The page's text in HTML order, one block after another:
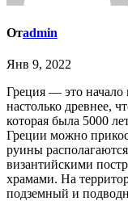
Отadmin
Янв 9, 2022
Греция — это начало мировой цивилизации. Государство
настолько древнее,
которая была 5000
Греции можно
руины
византийскими
храмами. На
подземный и